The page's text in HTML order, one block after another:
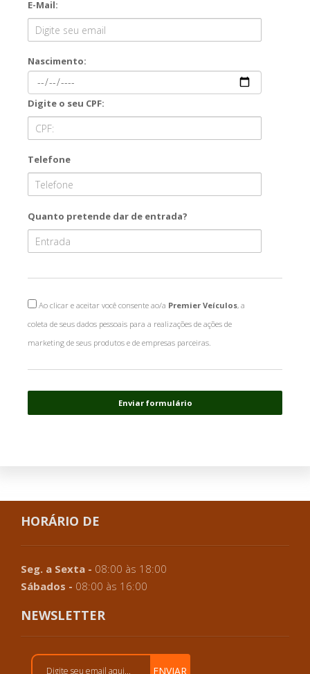
E-Mail:
Nascimento:
Digite o seu CPF:
Telefone
Quanto pretende dar de entrada?
Ao clicar e aceitar você consente ao/a Premier Veículos, a
coleta de seus dados pessoais para a realizações de ações de
marketing de seus produtos e de empresas parceiras.
Enviar formulário
HORÁRIO DE
Seg. a Sexta - 08:00 às 18:00
Sábados - 08:00 às 16:00
NEWSLETTER
ENVIAR